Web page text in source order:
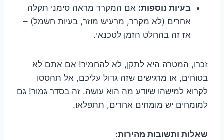
בעיות נוספות: אם המקרר מראה סימני תקלה
אחרים (לא מקרר, מרעיש מוזר, בעיות חשמל) –
אז זה בהחלט הזמן לטכנאי.
זכרו, המטרה היא לתקן, לא להחמיר! אם אתם לא
בטוחים, או מרגישים שזה גדול עליכם, אל תהססו
לקרוא למישהו שיודע מה הוא עושה. זה בסדר גמור! גם
למומחים יש מומחים אחרים, תתפלאו.
שאלות ותשובות מהירות: